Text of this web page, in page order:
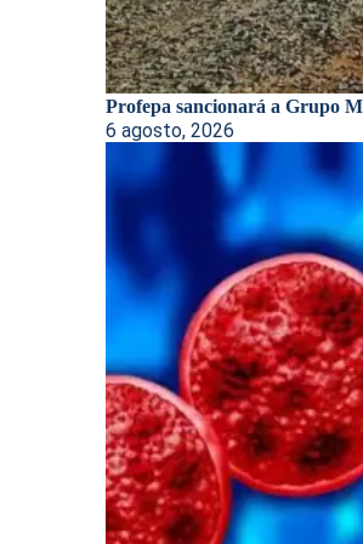
Profepa sancionará a Grupo
6 agosto, 2026